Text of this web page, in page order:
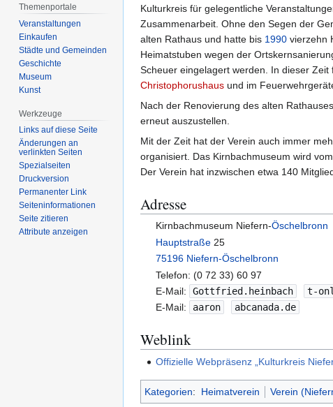
Kulturkreis für gelegentliche
Zusammenarbeit. Ohne den Segen der
alten Rathaus und hatte bis 1990 vierzehn
Heimatstuben wegen der
Scheuer eingelagert werden. In dieser
Christophorushaus und im
Nach der Renovierung des alten
erneut auszustellen.
Mit der Zeit hat der Verein auch immer
organisiert. Das Kirnbachmuseum wird
Der Verein hat inzwischen etwa 140
Adresse
Kirnbachmuseum Niefern-Öschelbronn
Hauptstraße 25
75196 Niefern-Öschelbronn
Telefon: (0 72 33) 60 97
E-Mail:
Gottfried.heinbach
t-
E-Mail:
aaron abcanada.de
Weblink
Offizielle Webpräsenz „Kulturkreis
Kategorien: Heimatverein Verein
Themenportale
Veranstaltungen
Einkaufen
Städte und Gemeinden
Geschichte
Museum
Kunst
Werkzeuge
Links auf diese Seite
Änderungen an
verlinkten Seiten
Spezialseiten
Druckversion
Permanenter Link
Seiten­­informationen
Seite zitieren
Attribute anzeigen